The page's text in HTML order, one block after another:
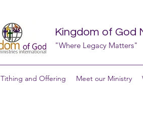
Kingdom of God
"Where Legacy Matters"
Tithing and Offering Meet our Ministry